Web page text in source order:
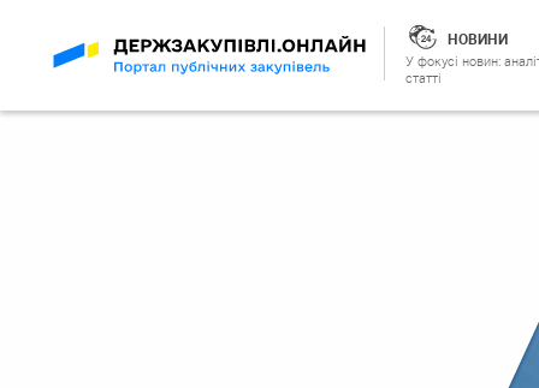
НОВИНИ
У фокусі новин:
статті